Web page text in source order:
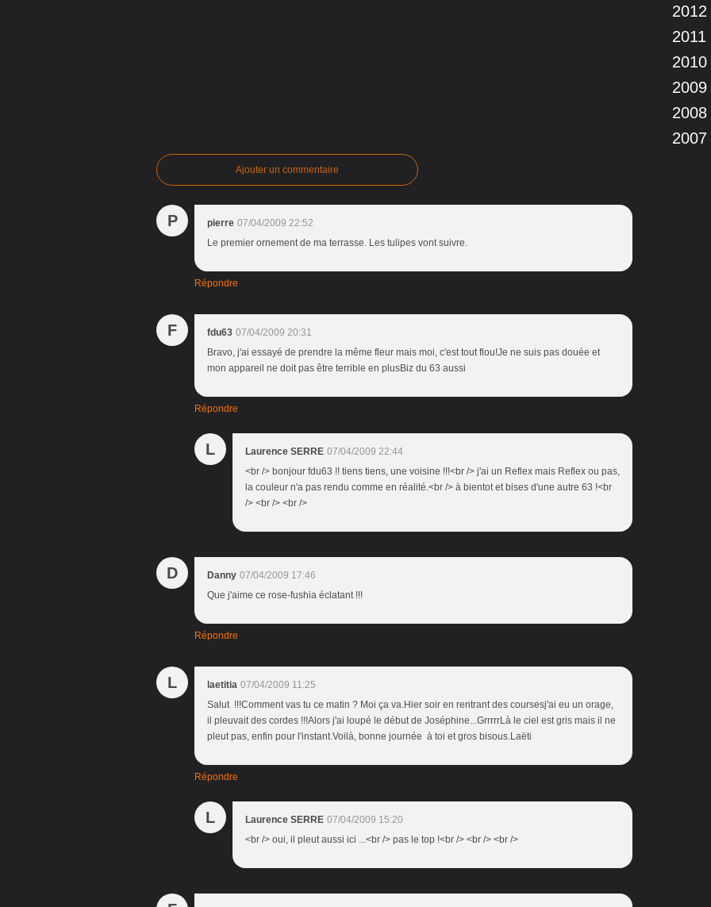
Ajouter un commentaire
P pierre 07/04/2009 22:52
Le premier ornement de ma terrasse. Les tulipes vont suivre.
Répondre
F fdu63 07/04/2009 20:31
Bravo, j'ai essayé de prendre la même fleur mais moi, c'est tout flou!Je ne suis pas douée et
mon appareil ne doit pas être terrible en plusBiz du 63 aussi
Répondre
L Laurence SERRE 07/04/2009 22:44
<br /> bonjour fdu63 !! tiens tiens, une voisine !!!<br /> j'ai un Reflex mais Reflex ou pas,
la couleur n'a pas rendu comme en réalité.<br /> à bientot et bises d'une autre 63 !<br
/> <br /> <br />
D Danny 07/04/2009 17:46
Que j'aime ce rose-fushia éclatant !!!
Répondre
L laetitia 07/04/2009 11:25
Salut !!!Comment vas tu ce matin ? Moi ça va.Hier soir en rentrant des coursesj'ai eu un orage,
il pleuvait des cordes !!!Alors j'ai loupé le début de Joséphine...GrrrrrLà le ciel est gris mais il ne
pleut pas, enfin pour l'instant.Voilà, bonne journée à toi et gros bisous.Laëti
Répondre
L Laurence SERRE 07/04/2009 15:20
<br /> oui, il pleut aussi ici ...<br /> pas le top !<br /> <br /> <br />
2012
2011
2010
2009
2008
2007